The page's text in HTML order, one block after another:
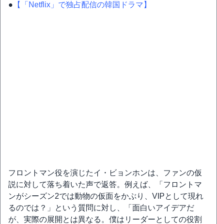
● 【「Netflix」で独占配信の韓国ドラマ】
フロントマン役を演じたイ・ビョンホンは、ファンの仮
説に対して落ち着いた声で返答。例えば、「フロントマ
ンがシーズン2では動物の仮面をかぶり、VIPとして現れ
るのでは？」という質問に対し、「面白いアイデアだ
が、実際の展開とは異なる。僕はリーダーとしての役割